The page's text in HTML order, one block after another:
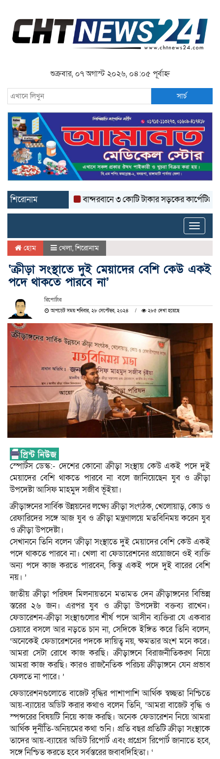
শুক্রবার, ০৭ অগাস্ট ২০২৬, ০৪:০৫ পূর্বাহ্ন
সার্চ
শিরোনাম বান্দরবানে ৩ কোটি টাকার সড়কের কার্পেটিং উঠে
Toggle
হোম খেলা,শিরোনাম
‘ক্রীড়া সংস্থাতে দুই মেয়াদের বেশি কেউ একই
পদে থাকতে পারবে না’
রিপোর্টার
আপডেট সময় শনিবার, ২৮ সেপ্টেম্বর, ২০২৪ ২৮৫ দেখা হয়েছে
স্পোর্টস ডেস্ক:- দেশের কোনো ক্রীড়া সংস্থায় কেউ একই পদে দুই
মেয়াদের বেশি থাকতে পারবে না বলে জানিয়েছেন যুব ও ক্রীড়া
উপদেষ্টা আসিফ মাহমুদ সজীব ভূঁইয়া।
ক্রীড়াঙ্গনের সার্বিক উন্নয়নের লক্ষ্যে ক্রীড়া সংগঠক, খেলোয়াড়, কোচ ও
রেফারিদের সঙ্গে আজ যুব ও ক্রীড়া মন্ত্রণালয়ে মতবিনিময় করেন যুব
ও ক্রীড়া উপদেষ্টা।
সেখাননে তিনি বলেন ‘ক্রীড়া সংস্থাতে দুই মেয়াদের বেশি কেউ একই
পদে থাকতে পারবে না। খেলা বা ফেডারেশনের প্রয়োজনে ওই ব্যক্তি
অন্য পদে কাজ করতে পারবেন, কিন্তু একই পদে দুই বারের বেশি
নয়। ’
জাতীয় ক্রীড়া পরিষদ মিলনায়তনে মতামত দেন ক্রীড়াঙ্গনের বিভিন্ন
স্তরের ২৬ জন। এরপর যুব ও ক্রীড়া উপদেষ্টা বক্তব্য রাখেন।
ফেডারেশন-ক্রীড়া সংস্থাগুলোর শীর্ষ পদে আসীন ব্যক্তিরা যে একবার
চেয়ারে বসলে আর নড়তে চান না, সেদিকে ইঙ্গিত করে তিনি বলেন,
‘অনেকেই ফেডারেশনের পদকে দায়িত্ব নয়, ক্ষমতার অংশ মনে করে।
আমরা সেটা রোধে কাজ করছি। ক্রীড়াঙ্গনে বিরাজনীতিকরণ নিয়ে
আমরা কাজ করছি। কারও রাজনৈতিক পরিচয় ক্রীড়াঙ্গনে যেন প্রভাব
ফেলতে না পারে। ’
ফেডারেশনগুলোতে বাজেট বৃদ্ধির পাশাপাশি আর্থিক স্বচ্ছতা নিশ্চিতে
আয়-ব্যায়ের অডিট করার কথাও বলেন তিনি, ‘আমরা বাজেট বৃদ্ধি ও
স্পন্সরের বিষয়টি নিয়ে কাজ করছি। অনেক ফেডারেশন নিয়ে আমরা
আর্থিক দুর্নীতি-অনিয়মের কথা শুনি। প্রতি বছর প্রতিটি ক্রীড়া সংস্থাকে
তাদের আয়-ব্যায়ের অডিট রিপোর্ট এবং প্রগ্রেস রিপোর্ট জানাতে হবে,
সঙ্গে নিশ্চিত করতে হবে সর্বস্তরের জবাবদিহিতা। ‘